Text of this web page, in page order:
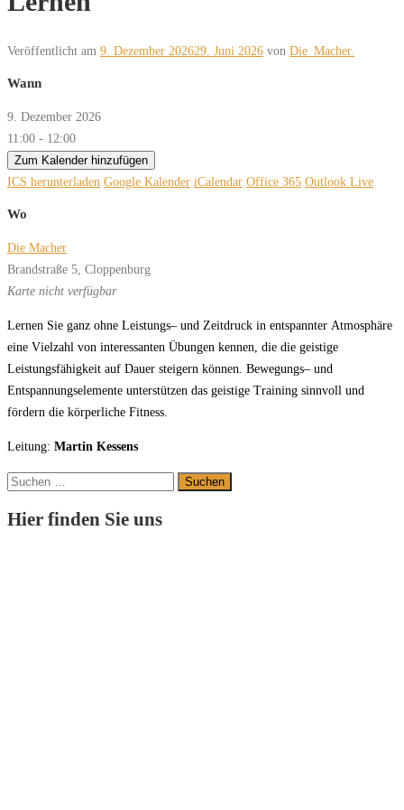
Veröffentlicht am 9. Dezember 202629. Juni 2026 von Die_Macher.
Wann
9. Dezember 2026
11:00 - 12:00
Zum Kalender hinzufügen
ICS herunterladen Google Kalender iCalendar Office 365 Outlook Live
Wo
Die Macher
Brandstraße 5, Cloppenburg
Karte nicht verfügbar
Lernen Sie ganz ohne Leistungs– und Zeitdruck in entspannter Atmosphäre
eine Vielzahl von interessanten Übungen kennen, die die geistige
Leistungsfähigkeit auf Dauer steigern können. Bewegungs– und
Entspannungselemente unterstützen das geistige Training sinnvoll und
fördern die körperliche Fitness.
Leitung: Martin Kessens
Suchen
Hier finden Sie uns